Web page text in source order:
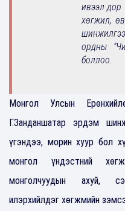
ивээл дор
хөгжил,
ордны
боллоо.
Монгол Улсын
Г.Занданшатар эрдэм
үгэндээ, морин хуур бол
монгол үндэстний
монголчуудын ахуй,
илэрхийлдэг хөгжмийн